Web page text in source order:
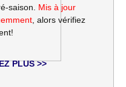
saison. Mis à jour
, alors vérifiez
PLUS >>